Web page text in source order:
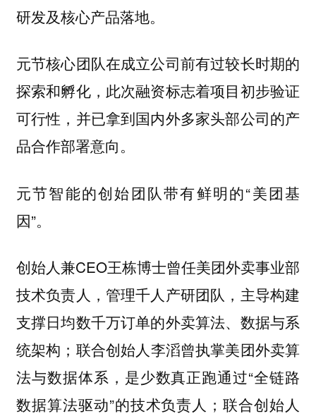
研发及核心产品落地。
元节核心团队在成立公司前有过较长时期的
探索和孵化，此次融资标志着项目初步验证
可行性，并已拿到国内外多家头部公司的产
品合作部署意向。
元节智能的创始团队带有鲜明的“美团基
因”。
创始人兼CEO王栋博士曾任美团外卖事业部
技术负责人，管理千人产研团队，主导构建
支撑日均数千万订单的外卖算法、数据与系
统架构；联合创始人李滔曾执掌美团外卖算
法与数据体系，是少数真正跑通过“全链路
数据算法驱动”的技术负责人；联合创始人